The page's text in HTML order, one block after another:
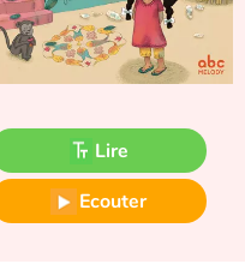
rois, reines et dragons
sorcières
Lire
Ecouter